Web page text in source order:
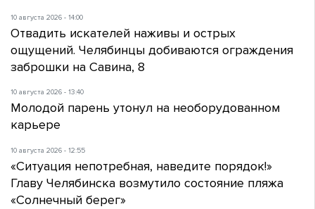
10 августа 2026 - 14:00
Отвадить искателей наживы и острых
ощущений. Челябинцы добиваются ограждения
заброшки на Савина, 8
10 августа 2026 - 13:40
Молодой парень утонул на необорудованном
карьере
10 августа 2026 - 12:55
«Ситуация непотребная, наведите порядок!»
Главу Челябинска возмутило состояние пляжа
«Солнечный берег»